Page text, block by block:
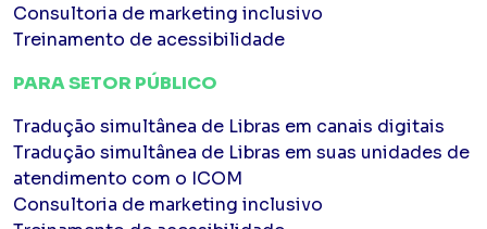
Consultoria de marketing inclusivo
Treinamento de acessibilidade
PARA SETOR PÚBLICO
Tradução simultânea de Libras em canais digitais
Tradução simultânea de Libras em suas unidades de
atendimento com o ICOM
Consultoria de marketing inclusivo